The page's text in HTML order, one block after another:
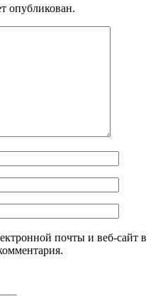
опубликован.
почты и веб-сайт в